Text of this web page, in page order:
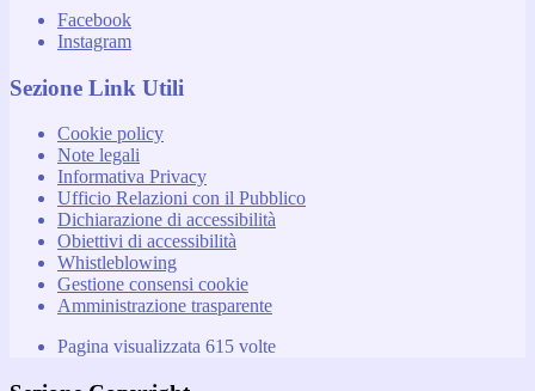
Facebook
Instagram
Sezione Link Utili
Cookie policy
Note legali
Informativa Privacy
Ufficio Relazioni con il Pubblico
Dichiarazione di accessibilità
Obiettivi di accessibilità
Whistleblowing
Gestione consensi cookie
Amministrazione trasparente
Pagina visualizzata 615 volte